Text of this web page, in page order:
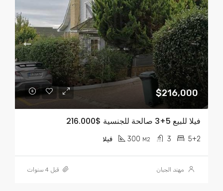
$216,000
فيلا للبيع 5+3 صالحة للجنسية $216.000
5+2
3
300 M2 فيلا
مهند الجبان قبل 4 سنوات